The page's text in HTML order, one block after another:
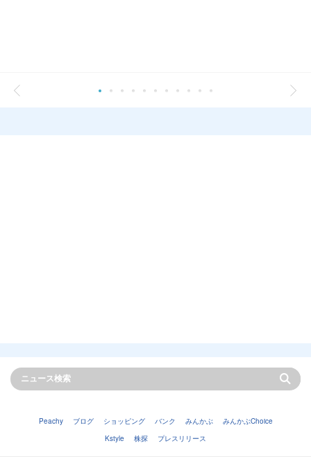
Peachy ブログ ショッピング バンク みんかぶ
みんかぶChoice
Kstyle
株探 プレスリリース